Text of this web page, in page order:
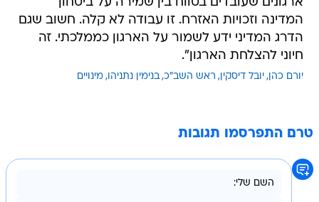
המדינה וזכויות האזרח. זו עבודה לא קלה. חשוב שגם
הדרג המדיני ידע לשמור על הארגון כממלכתי. זה
חיוני להצלחת הארגון".
יורם כהן יובל דיסקין ראש השב"כ בנימין נתניהו מינויים
טרם התפרסמו תגובות